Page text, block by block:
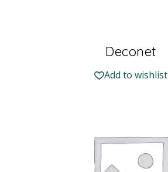
Deconet
Add to wishlist